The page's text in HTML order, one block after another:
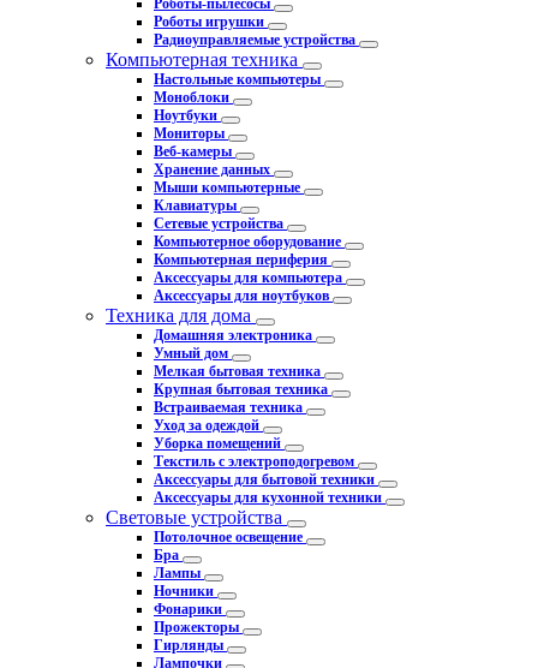
Роботы-пылесосы
Роботы игрушки
Радиоуправляемые устройства
Компьютерная техника
Настольные компьютеры
Моноблоки
Ноутбуки
Мониторы
Веб-камеры
Хранение данных
Мыши компьютерные
Клавиатуры
Сетевые устройства
Компьютерное оборудование
Компьютерная периферия
Аксессуары для компьютера
Аксессуары для ноутбуков
Техника для дома
Домашняя электроника
Умный дом
Мелкая бытовая техника
Крупная бытовая техника
Встраиваемая техника
Уход за одеждой
Уборка помещений
Текстиль с электроподогревом
Аксессуары для бытовой техники
Аксессуары для кухонной техники
Световые устройства
Потолочное освещение
Бра
Лампы
Ночники
Фонарики
Прожекторы
Гирлянды
Лампочки